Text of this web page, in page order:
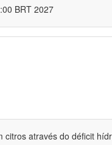
BRT 2027
através do déficit